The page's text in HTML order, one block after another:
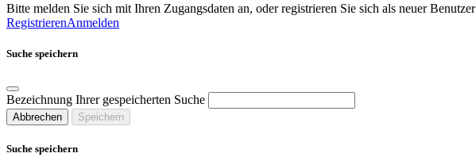
Bitte melden Sie sich mit Ihren Zugangsdaten an, oder registrieren Sie sich als neuer Benutzer
RegistrierenAnmelden
Suche speichern
Bezeichnung Ihrer gespeicherten Suche
Abbrechen Speichern
Suche speichern